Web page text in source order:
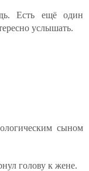
Есть ещё один
услышать.
сыном
голову к жене.